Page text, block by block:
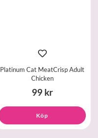
Platinum Cat MeatCrisp Adult
Chicken
99 kr
Köp